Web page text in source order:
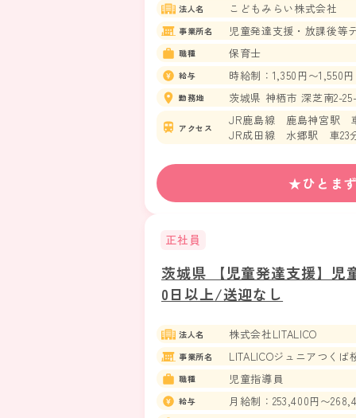
法人名 こどもみらい株式会社
事業所名 児童発達支援・放課後
職種 保育士
給与 時給制：1,350円〜1,550円
勤務地 茨城県 神栖市 深芝南2-
アクセス
JR鹿島線 鹿島神宮駅
JR成田線 水郷駅 車23
★ひとま
正社員
茨城県 【児童発達支援】
0日以上/送迎なし
法人名 株式会社LITALICO
事業所名 LITALICOジュニアつくば
職種 児童指導員
給与 月給制：253,400円〜